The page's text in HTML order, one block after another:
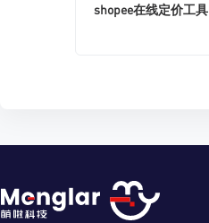
shopee在线定价工具